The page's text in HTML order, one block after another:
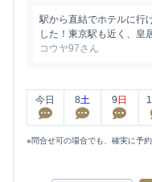
駅から直結でホテルに行
した！東京駅も近く、皇
コウヤ97さん
今日 8土 9 日
※問合せ可の場合でも、確実に予